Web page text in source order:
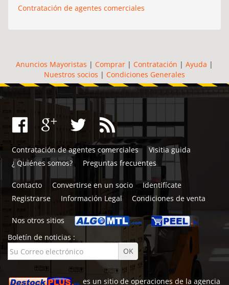
Contratación de agentes comerciales
Anuncios Mayoristas | Comprar | Contratación | Ayuda |
Nuestros socios | Condiciones Generales
Contratación de agentes comerciales
Visitia guida
¿ Quiénes somos?
Preguntas frecuentes
Contacto Convertirse en un socio
Identifícate
Registrarse
Información Legal Condiciones de venta
Nos otros sitios
Boletín de noticias :
es un sitio de operaciones de la agencia